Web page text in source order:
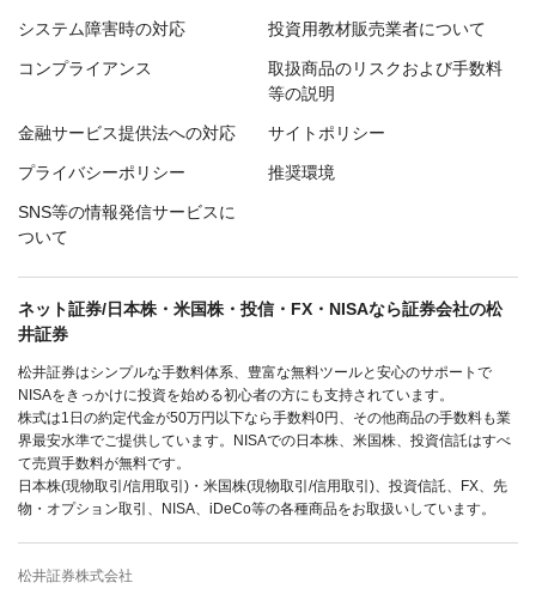
システム障害時の対応 投資用教材販売業者について
コンプライアンス
取扱商品のリスクおよび手数料
等の説明
金融サービス提供法への対応 サイトポリシー
プライバシーポリシー 推奨環境
SNS等の情報発信サービスに
ついて
ネット証券/日本株・米国株・投信・FX・NISAなら証券会社の松
井証券
松井証券はシンプルな手数料体系、豊富な無料ツールと安心のサポートで
NISAをきっかけに投資を始める初心者の方にも支持されています。
株式は1日の約定代金が50万円以下なら手数料0円、その他商品の手数料も業
界最安水準でご提供しています。NISAでの日本株、米国株、投資信託はすべ
て売買手数料が無料です。
日本株(現物取引/信用取引)・米国株(現物取引/信用取引)、投資信託、FX、先
物・オプション取引、NISA、iDeCo等の各種商品をお取扱いしています。
松井証券株式会社